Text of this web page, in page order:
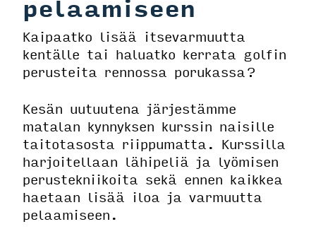
Kaipaatko lisää itsevarmuutta
kentälle tai haluatko kerrata golfin
perusteita rennossa porukassa?
Kesän uutuutena järjestämme
matalan kynnyksen kurssin naisille
taitotasosta riippumatta. Kurssilla
harjoitellaan lähipeliä ja lyömisen
perustekniikoita sekä ennen kaikkea
haetaan lisää iloa ja varmuutta
pelaamiseen.